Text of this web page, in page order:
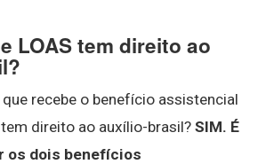
LOAS tem direito ao
que recebe o benefício assistencial
direito ao auxílio-brasil? SIM. É
os dois benefícios